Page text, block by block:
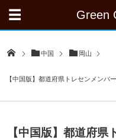
Green
中国 岡山
【中国版】都道府県トレセンメンバ
【中国版】都道府